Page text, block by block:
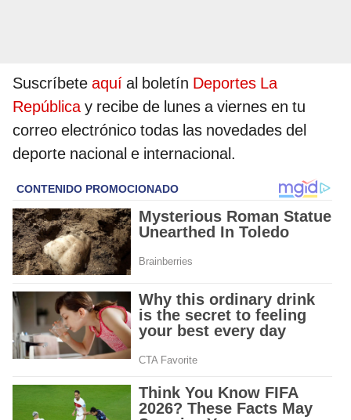
Suscríbete aquí al boletín Deportes La
Repúblicay recibe de lunes a viernes en tu
correo electrónico todas las novedades del
deporte nacional e internacional.